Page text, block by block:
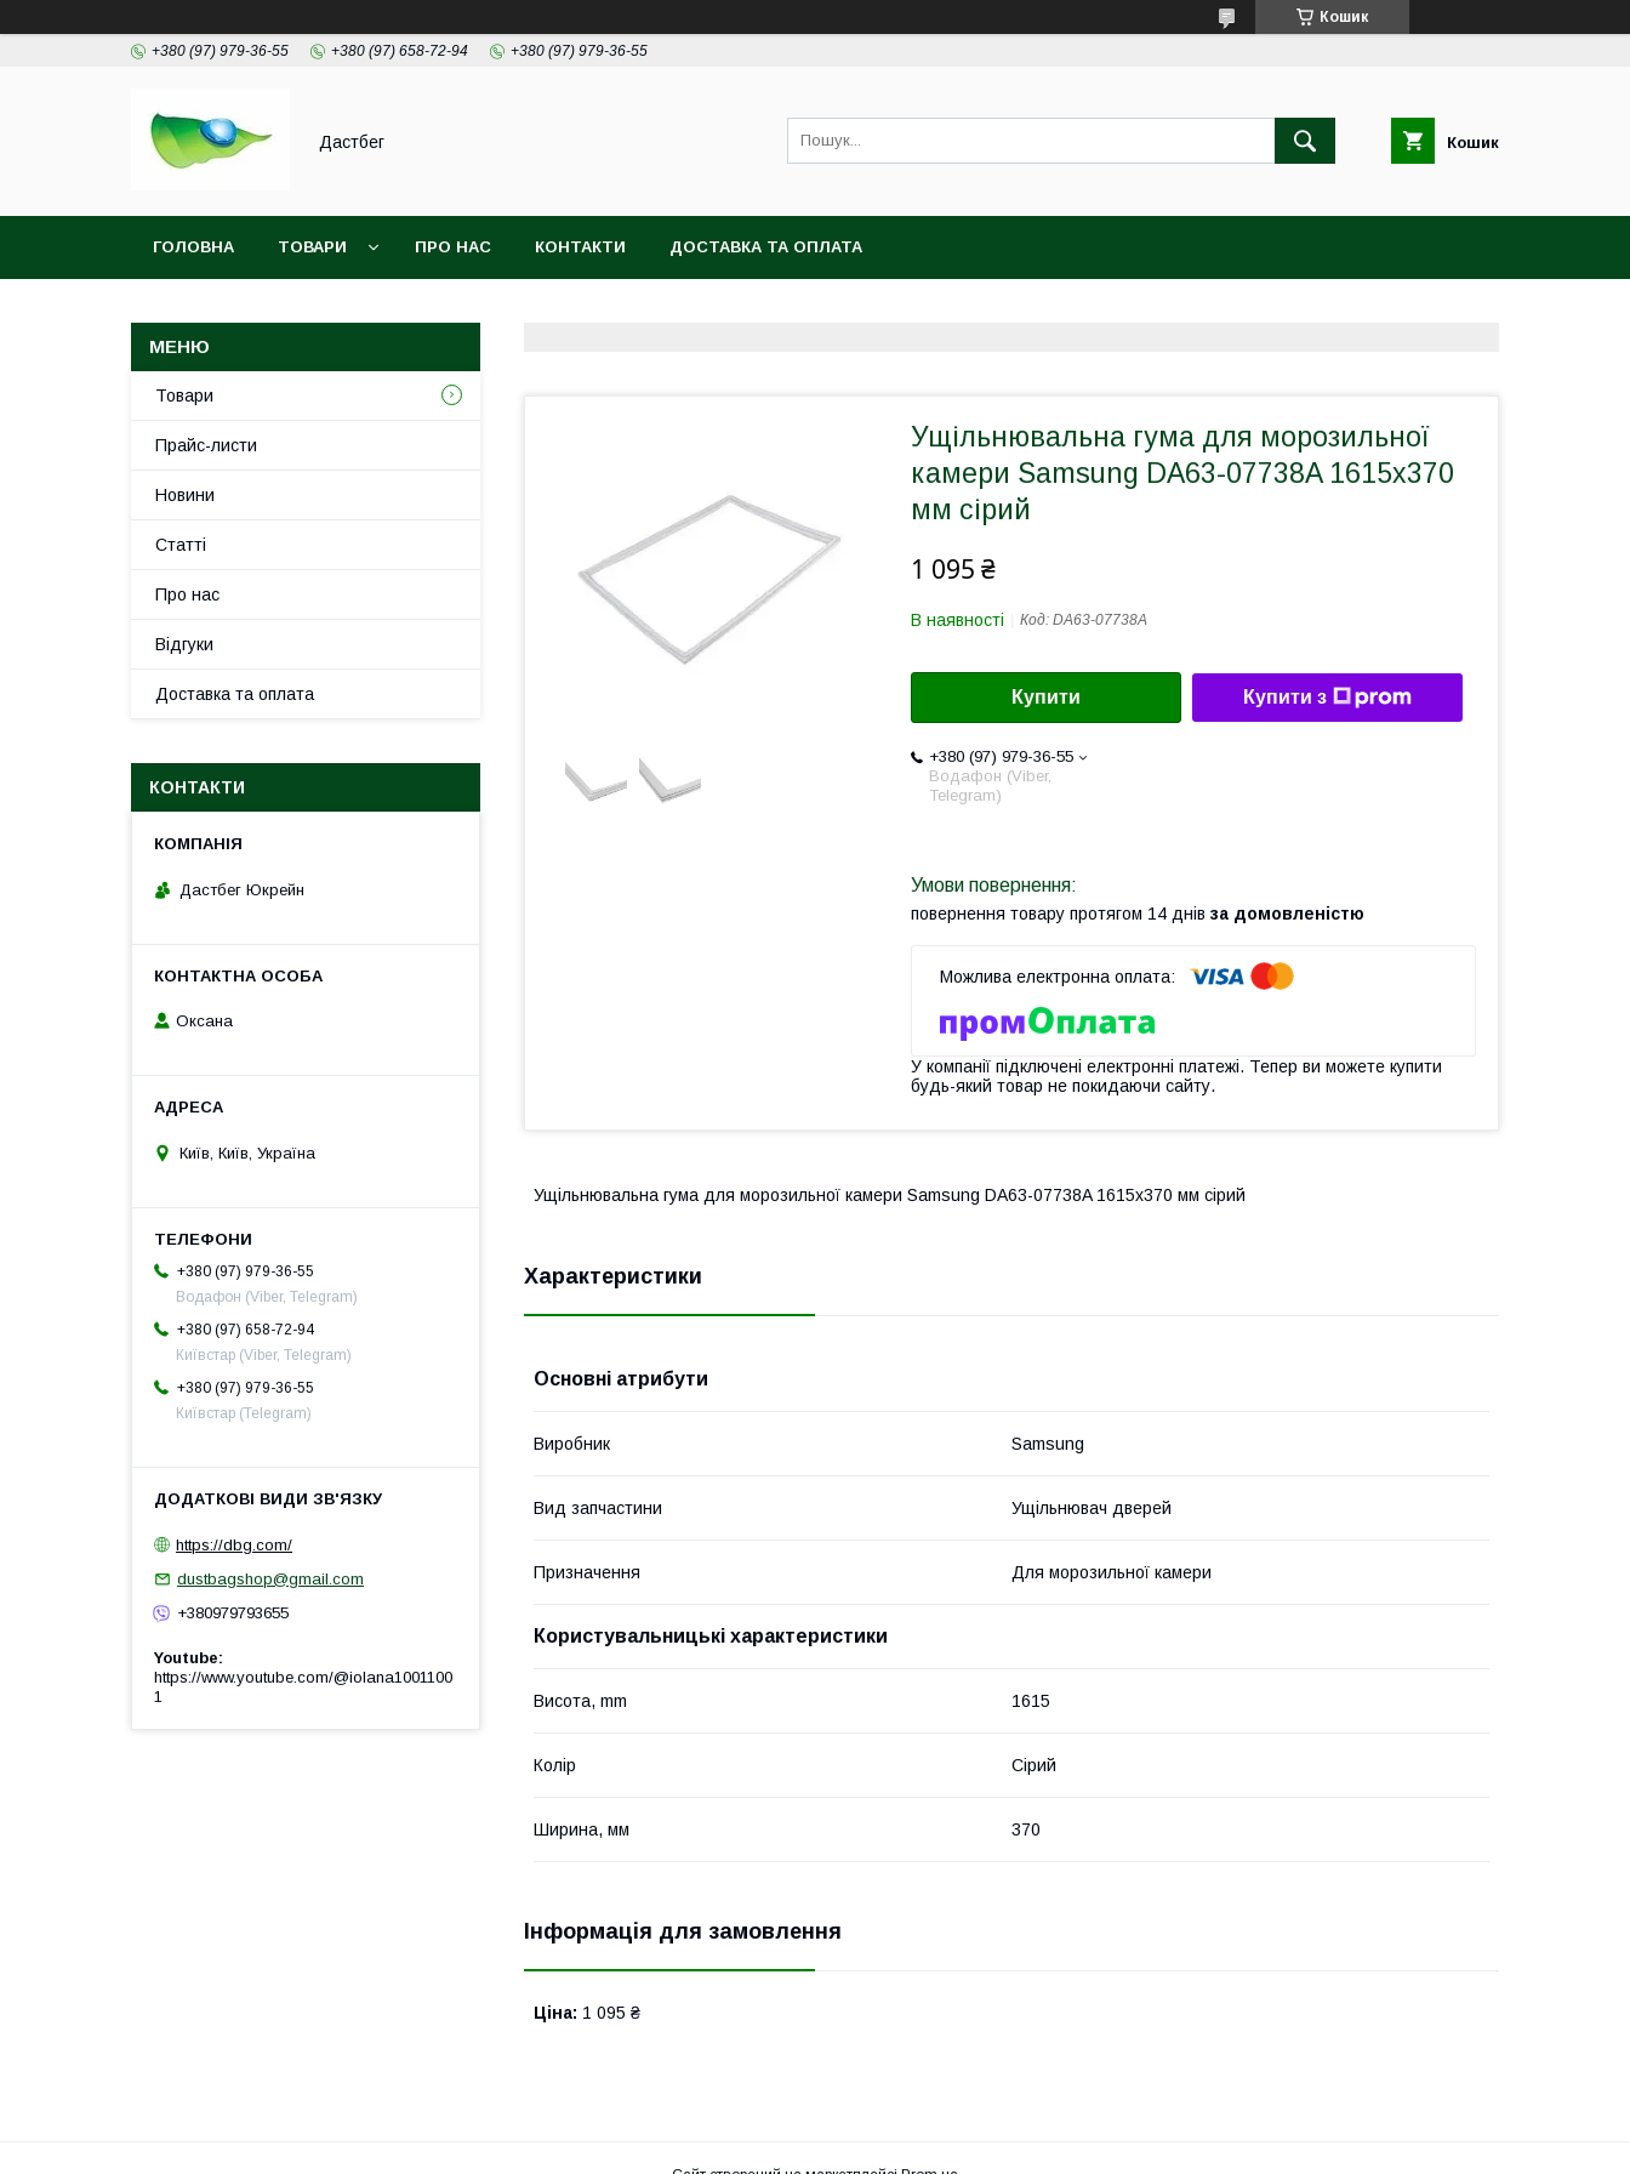
Кошик
+380 (97) 979-36-55 +380 (97) 658-72-94 +380 (97) 979-36-55
Дастбег Кошик
ГОЛОВНА ТОВАРИ ПРО НАС КОНТАКТИ ДОСТАВКА ТА ОПЛАТА
Ущільнювальна гума для морозильної
камери Samsung DA63-07738A 1615x370
мм сірий
1 095 ₴
В наявності Код: DA63-07738A
Купити Купити з
+380 (97) 979-36-55
Водафон (Viber,
Telegram)
повернення товару протягом 14 днів за домовленістю
У компанії підключені електронні платежі. Тепер ви можете купити
будь-який товар не покидаючи сайту.
Ущільнювальна гума для морозильної камери Samsung DA63-07738A 1615x370 мм сірий
Характеристики
Основні атрибути
Виробник Samsung
Вид запчастини Ущільнювач дверей
Призначення Для морозильної камери
Користувальницькі характеристики
Висота, mm 1615
Колір Сірий
Ширина, мм 370
Інформація для замовлення
Ціна: 1 095 ₴
Товари
Прайс-листи
Новини
Статті
Про нас
Відгуки
Доставка та оплата
КОНТАКТИ
Дастбег Юкрейн
Оксана
Київ, Київ, Україна
+380 (97) 979-36-55
Водафон (Viber, Telegram)
+380 (97) 658-72-94
Київстар (Viber, Telegram)
+380 (97) 979-36-55
Київстар (Telegram)
https://dbg.com/
dustbagshop@gmail.com
+380979793655
Youtube
https://www.youtube.com/@iolana1001100
1